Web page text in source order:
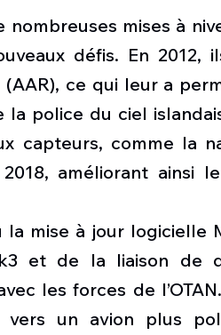
mises à
défis. En 2012,
ce qui leur a
la police du ciel
capteurs, comme la
améliorant ainsi
mise à jour logicielle
et de la liaison de
les forces de
vers un avion plus